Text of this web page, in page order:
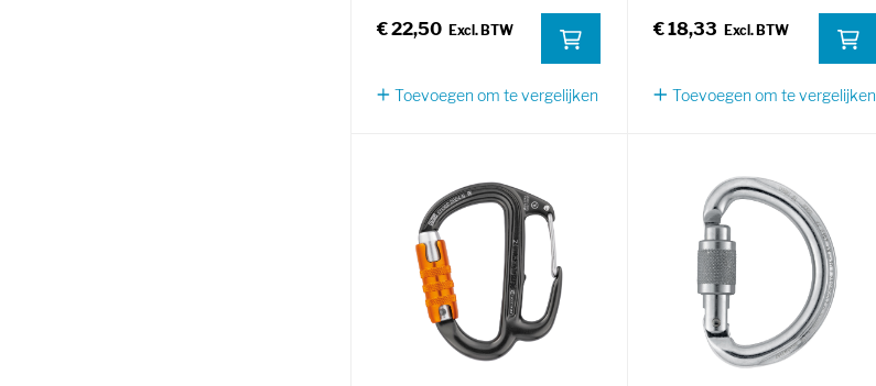
€ 22,50
Toevoegen om te vergelijken
€ 18,33
Toevoegen om te vergelijken